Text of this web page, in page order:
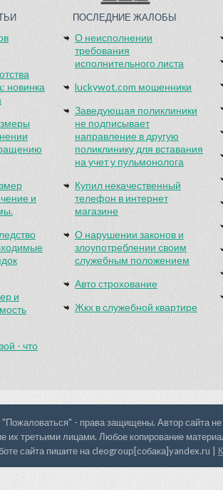
новинка
и
и
- что
ПОСЛЕДНИЕ ЖАЛОБЫ
О неисполнении
требования
исполнительного листа
luckywot.com мошенники
Заведующая поликлиники
не подписывает
направление в другую
поликлинику для вставания
на учет у пульмонолога
Купил некачественный
телефон в интернет
магазине
О нарушении законов и
злоупотреблении своим
служебным положением
Авто строхование
Жкх в служебной квартире
- права защищены. Автор сайта не
их третьими лицами. Любое копирование
сайта пишите на cleogroup[собака]yandex.ru |